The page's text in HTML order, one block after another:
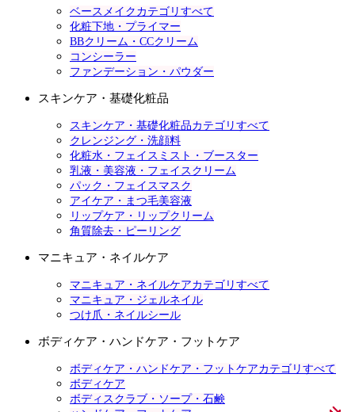
ベースメイクカテゴリすべて
化粧下地・プライマー
BBクリーム・CCクリーム
コンシーラー
ファンデーション・パウダー
スキンケア・基礎化粧品
スキンケア・基礎化粧品カテゴリすべて
クレンジング・洗顔料
化粧水・フェイスミスト・ブースター
乳液・美容液・フェイスクリーム
パック・フェイスマスク
アイケア・まつ毛美容液
リップケア・リップクリーム
角質除去・ピーリング
マニキュア・ネイルケア
マニキュア・ネイルケアカテゴリすべて
マニキュア・ジェルネイル
つけ爪・ネイルシール
ボディケア・ハンドケア・フットケア
ボディケア・ハンドケア・フットケアカテゴリすべて
ボディケア
ボディスクラブ・ソープ・石鹸